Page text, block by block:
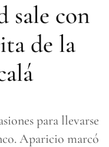
sale con
de la
para llevarse
Aparicio marcó